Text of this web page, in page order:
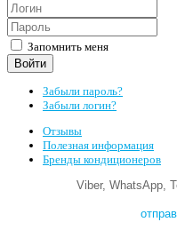
Запомнить меня
Войти
Забыли пароль?
Забыли логин?
Отзывы
Полезная информация
Бренды кондиционеров
Viber, WhatsApp,